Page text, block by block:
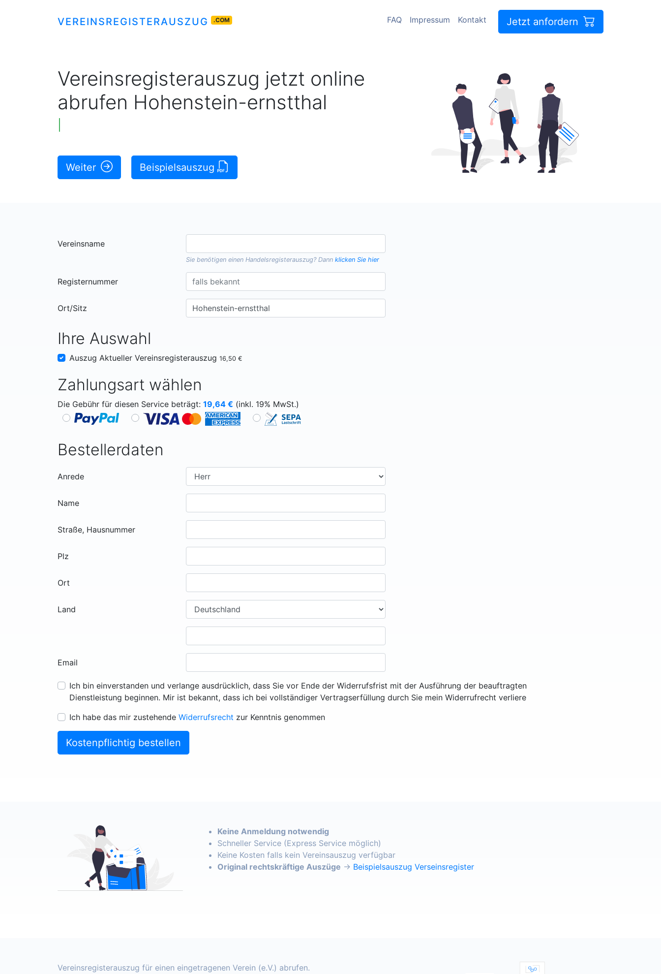
VEREINSREGISTERAUSZUG .COM FAQ Impressum Kontakt Jetzt anfordern
Vereinsregisterauszug jetzt online
abrufen Hohenstein-ernstthal
Weiter Beispielsauszug
Vereinsname
Sie benötigen einenHandelsregisterauszug? Dannklicken Sie hier
Registernummer
Ort/Sitz
Ihre Auswahl
Auszug Aktueller Vereinsregisterauszug 16,50 €
Zahlungsart wählen
Die Gebühr für diesen Service beträgt: 19,64 € (inkl. 19% MwSt.)
Bestellerdaten
Anrede
Name
Straße, Hausnummer
Plz
Ort
Land
Email
Ich bin einverstanden und verlange ausdrücklich, dass Sie vor Ende der Widerrufsfrist mit der Ausführung der beauftragten
Dienstleistung beginnen. Mir ist bekannt, dass ich bei vollständiger Vertragserfüllung durch Sie mein Widerrufrecht verliere
Ich habe das mir zustehende Widerrufsrecht zur Kenntnis genommen
Kostenpflichtig bestellen
Keine Anmeldung notwendig
Schneller Service (Express Service möglich)
Keine Kosten falls kein Vereinsauszug verfügbar
Original rechtskräftige Auszüge → Beispielsauszug Verseinsregister
Vereinsregisterauszug für einen eingetragenen Verein (e.V.) abrufen.